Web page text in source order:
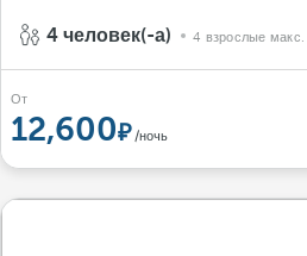
4 человек(-а) 4 взрослые макс.
От
12,600 /ночь